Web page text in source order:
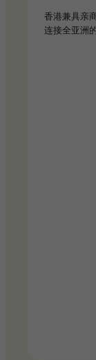
香港兼具亲
连接全亚洲